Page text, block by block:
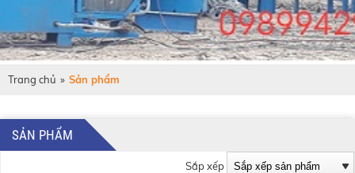
Trang chủ » Sản phẩm
SẢN PHẨM
Sắp xếp